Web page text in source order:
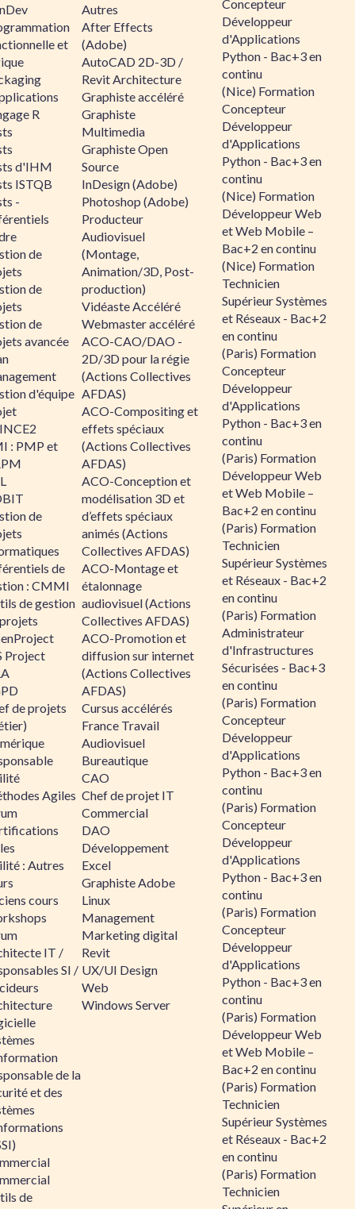
et
R
d'IHM
ISTQB
-
de
de
de
avancée
d'équipe
: PMP et
de
de
: CMMI
de gestion
Project
de projets
Agiles
: Autres
cours
IT /
SI /
de la
et des
de
Autres
After Effects
(Adobe)
AutoCAD 2D-3D /
Revit Architecture
Graphiste accéléré
Graphiste
Multimedia
Graphiste Open
Source
InDesign (Adobe)
Photoshop (Adobe)
Producteur
Audiovisuel
(Montage,
Animation/3D, Post-
production)
Vidéaste Accéléré
Webmaster accéléré
ACO-CAO/DAO -
2D/3D pour la régie
(Actions Collectives
AFDAS)
ACO-Compositing et
effets spéciaux
(Actions Collectives
AFDAS)
ACO-Conception et
modélisation 3D et
d’effets spéciaux
animés (Actions
Collectives AFDAS)
ACO-Montage et
étalonnage
audiovisuel (Actions
Collectives AFDAS)
ACO-Promotion et
diffusion sur internet
(Actions Collectives
AFDAS)
Cursus accélérés
France Travail
Audiovisuel
Bureautique
CAO
Chef de projet IT
Commercial
DAO
Développement
Excel
Graphiste Adobe
Linux
Management
Marketing digital
Revit
UX/UI Design
Web
Windows Server
Concepteur
Développeur
d'Applications
Python - Bac+3 en
continu
(Nice) Formation
Concepteur
Développeur
d'Applications
Python - Bac+3 en
continu
(Nice) Formation
Développeur Web
et Web Mobile –
Bac+2 en continu
(Nice) Formation
Technicien
Supérieur Systèmes
et Réseaux - Bac+2
en continu
(Paris) Formation
Concepteur
Développeur
d'Applications
Python - Bac+3 en
continu
(Paris) Formation
Développeur Web
et Web Mobile –
Bac+2 en continu
(Paris) Formation
Technicien
Supérieur Systèmes
et Réseaux - Bac+2
en continu
(Paris) Formation
Administrateur
d'Infrastructures
Sécurisées - Bac+3
en continu
(Paris) Formation
Concepteur
Développeur
d'Applications
Python - Bac+3 en
continu
(Paris) Formation
Concepteur
Développeur
d'Applications
Python - Bac+3 en
continu
(Paris) Formation
Concepteur
Développeur
d'Applications
Python - Bac+3 en
continu
(Paris) Formation
Développeur Web
et Web Mobile –
Bac+2 en continu
(Paris) Formation
Technicien
Supérieur Systèmes
et Réseaux - Bac+2
en continu
(Paris) Formation
Technicien